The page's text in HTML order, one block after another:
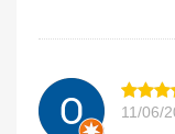
11/06/